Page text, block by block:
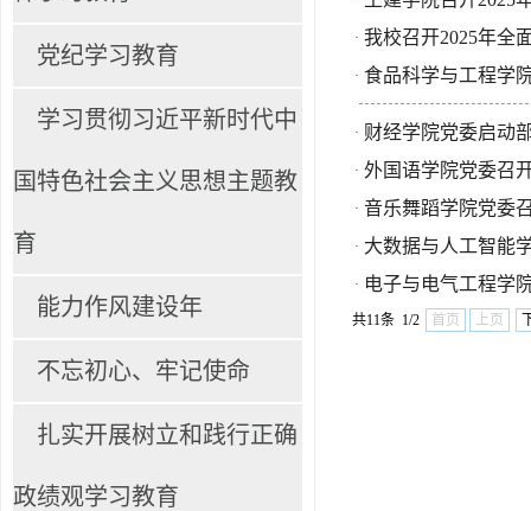
党纪学习教育
学习贯彻习近平新时代中
国特色社会主义思想主题教
育
能力作风建设年
不忘初心、牢记使命
扎实开展树立和践行正确
政绩观学习教育
· 我校召开2025年全
· 食品科学与工程学
· 财经学院党委启动
· 外国语学院党委召
· 音乐舞蹈学院党委
· 大数据与人工智能
· 电子与电气工程学
共11条 1/2 首页 上页